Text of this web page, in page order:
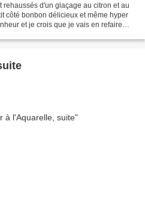
d'un glaçage au citron et au
côté bonbon délicieux et même hyper
et je crois que je vais en refaire